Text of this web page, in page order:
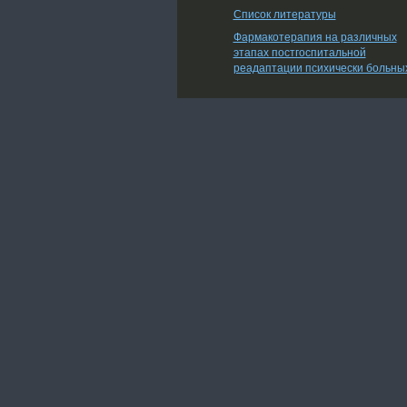
Список литературы
Фармакотерапия на различных
этапах постгоспитальной
реадаптации психически